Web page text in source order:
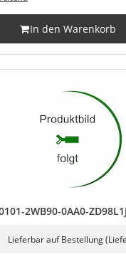
In den Warenkorb
2WB90-0AA0-ZD98L1J
Lieferbar auf Bestellung